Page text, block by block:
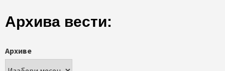
Архива вести:
Архиве